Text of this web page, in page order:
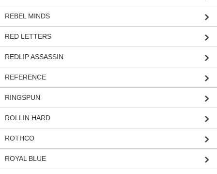
REBEL MINDS
RED LETTERS
REDLIP ASSASSIN
REFERENCE
RINGSPUN
ROLLIN HARD
ROTHCO
ROYAL BLUE